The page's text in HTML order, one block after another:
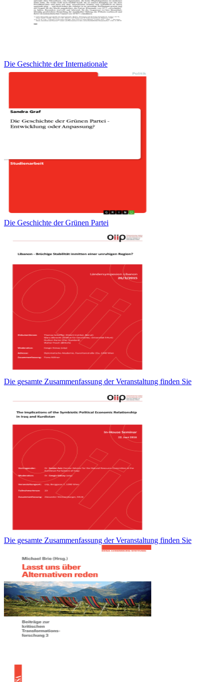
Die Geschichte der Internationale
Die Geschichte der Grünen Partei
Die gesamte Zusammenfassung der Veranstaltung finden Sie
Die gesamte Zusammenfassung der Veranstaltung finden Sie